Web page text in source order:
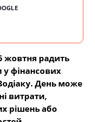
жовтня радить
фінансових
День може
витрати,
рішень або